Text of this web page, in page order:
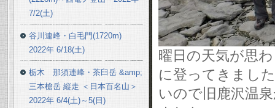
曜日の天気が思
に登ってきまし
いので旧鹿沢温
7/2(土)
谷川連峰・白毛門(1720m)
2022年 6/18(土)
栃木 那須連峰・茶臼岳 &amp;
三本槍岳 縦走 ＜日本百名山＞
2022年 6/4(土)～5(日)